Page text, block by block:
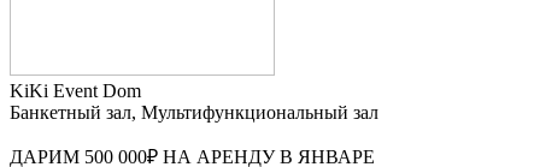
KiKi Event Dom
Банкетный зал, Мультифункциональный зал
ДАРИМ 500 000₽ НА АРЕНДУ В ЯНВАРЕ